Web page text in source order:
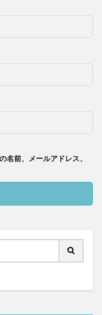
名前、メールアドレス、